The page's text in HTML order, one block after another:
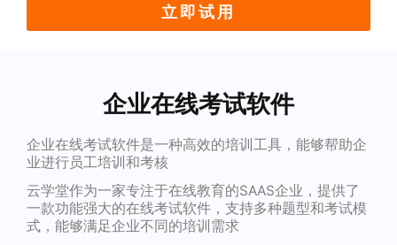
立即试用
企业在线考试软件
企业在线考试软件是一种高效的培训工具，能够帮助企
业进行员工培训和考核
云学堂作为一家专注于在线教育的SAAS企业，提供了
一款功能强大的在线考试软件，支持多种题型和考试模
式，能够满足企业不同的培训需求